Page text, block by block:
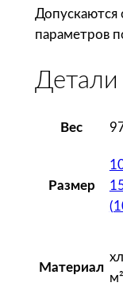
л
к
д
е
Допускаются
параметров
Детали
Вес
Размер
Материал